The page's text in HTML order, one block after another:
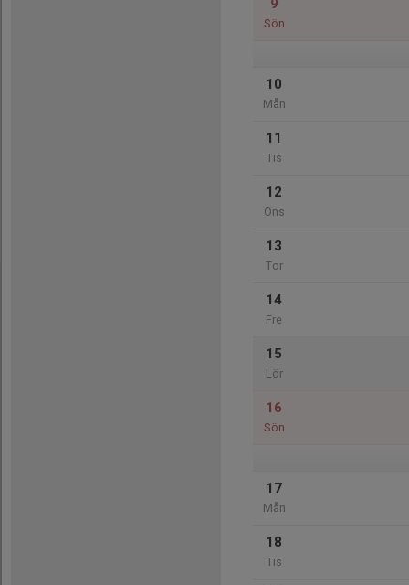
9
Sön
10
Mån
11
Tis
12
Ons
13
Tor
14
Fre
15
Lör
16
Sön
17
Mån
18
Tis